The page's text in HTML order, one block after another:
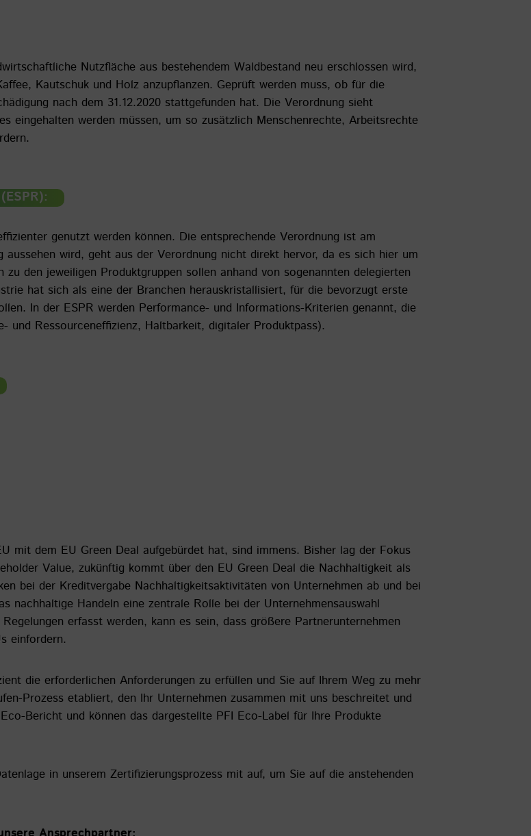
Nutzfläche aus bestehendem Waldbestand neu erschlossen wird,
Kautschuk und Holz anzupflanzen. Geprüft werden muss, ob für die
nach dem 31.12.2020 stattgefunden hat. Die Verordnung sieht
eingehalten werden müssen, um so zusätzlich Menschenrechte, Arbeitsrechte
genutzt werden können. Die entsprechende Verordnung ist am
wird, geht aus der Verordnung nicht direkt hervor, da es sich hier um
den jeweiligen Produktgruppen sollen anhand von sogenannten delegierten
hat sich als eine der Branchen herauskristallisiert, für die bevorzugt erste
In der ESPR werden Performance- und Informations-Kriterien genannt, die
und Ressourceneffizienz, Haltbarkeit, digitaler Produktpass).
mit dem EU Green Deal aufgebürdet hat, sind immens. Bisher lag der Fokus
Value, zukünftig kommt über den EU Green Deal die Nachhaltigkeit als
bei der Kreditvergabe Nachhaltigkeitsaktivitäten von Unternehmen ab und bei
nachhaltige Handeln eine zentrale Rolle bei der Unternehmensauswahl
erfasst werden, kann es sein, dass größere Partnerunternehmen
einfordern.
die erforderlichen Anforderungen zu erfüllen und Sie auf Ihrem Weg zu mehr
Prozess etabliert, den Ihr Unternehmen zusammen mit uns beschreitet und
Bericht und können das dargestellte PFI Eco-Label für Ihre Produkte
in unserem Zertifizierungsprozess mit auf, um Sie auf die anstehenden